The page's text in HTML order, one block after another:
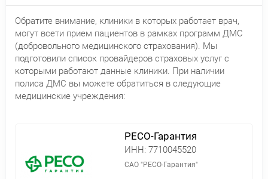
Обратите внимание, клиники в которых работает врач,
могут всети прием пациентов в рамках программ ДМС
(добровольного медицинского страхования). Мы
подготовили список провайдеров страховых услуг с
которыми работают данные клиники. При наличии
полиса ДМС вы можете обратиться в следующие
медицинские учреждения:
РЕСО-Гарантия
ИНН: 7710045520
САО "РЕСО-Гарантия"